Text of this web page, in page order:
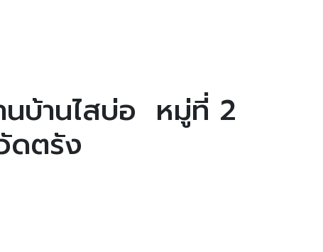
นบ้านไสบ่อ หมู่ที่ 2
ดตรัง